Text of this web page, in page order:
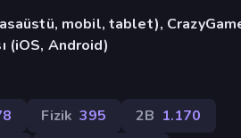
mobil, tablet),
(iOS, Android)
Fizik 395 2B 1.170